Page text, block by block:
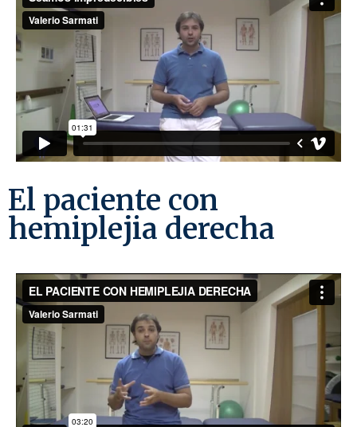
El paciente con
hemiplejia derecha